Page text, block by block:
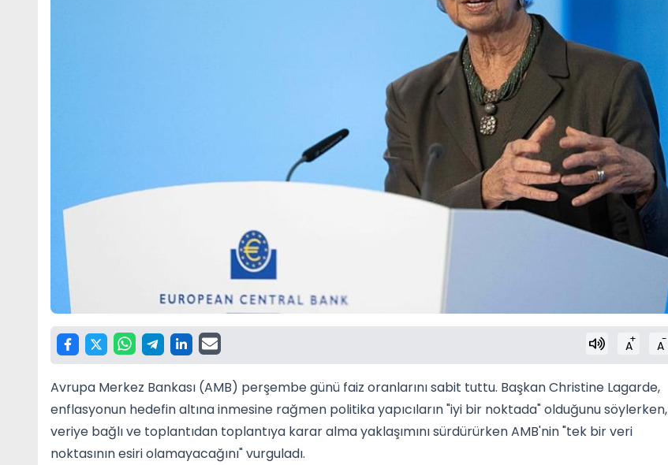
A+ A-
Avrupa Merkez Bankası (AMB) perşembe günü faiz oranlarını sabit tuttu. Başkan Christine Lagarde,
enflasyonun hedefin altına inmesine rağmen politika yapıcıların "iyi bir noktada" olduğunu söylerken,
veriye bağlı ve toplantıdan toplantıya karar alma yaklaşımını sürdürürken AMB'nin "tek bir veri
noktasının esiri olamayacağını" vurguladı.